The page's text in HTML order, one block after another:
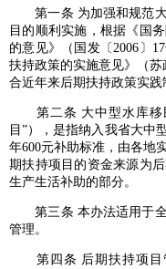
第一条 为加强和规范大
目的顺利实施，根据《国
的意见》（国发〔2006〕
扶持政策的实施意见》（
合近年来后期扶持政策实践
第二条 大中型水库移
目”），是指纳入我省大中
年600元补助标准，由各地
期扶持项目的资金来源为
生产生活补助的部分。
第三条 本办法适用于全
管理。
第四条 后期扶持项目